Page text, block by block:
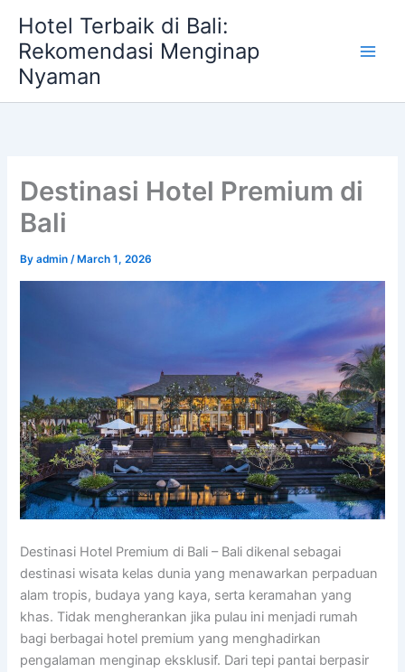
content
Hotel Terbaik di Bali:
Rekomendasi Menginap
Nyaman
Destinasi Hotel Premium di
Bali
Byadmin/ March 1, 2026
Destinasi Hotel Premium di Bali – Bali dikenal sebagai
destinasi wisata kelas dunia yang menawarkan perpaduan
alam tropis, budaya yang kaya, serta keramahan yang
khas. Tidak mengherankan jika pulau ini menjadi rumah
bagi berbagai hotel premium yang menghadirkan
pengalaman menginap eksklusif. Dari tepi pantai berpasir